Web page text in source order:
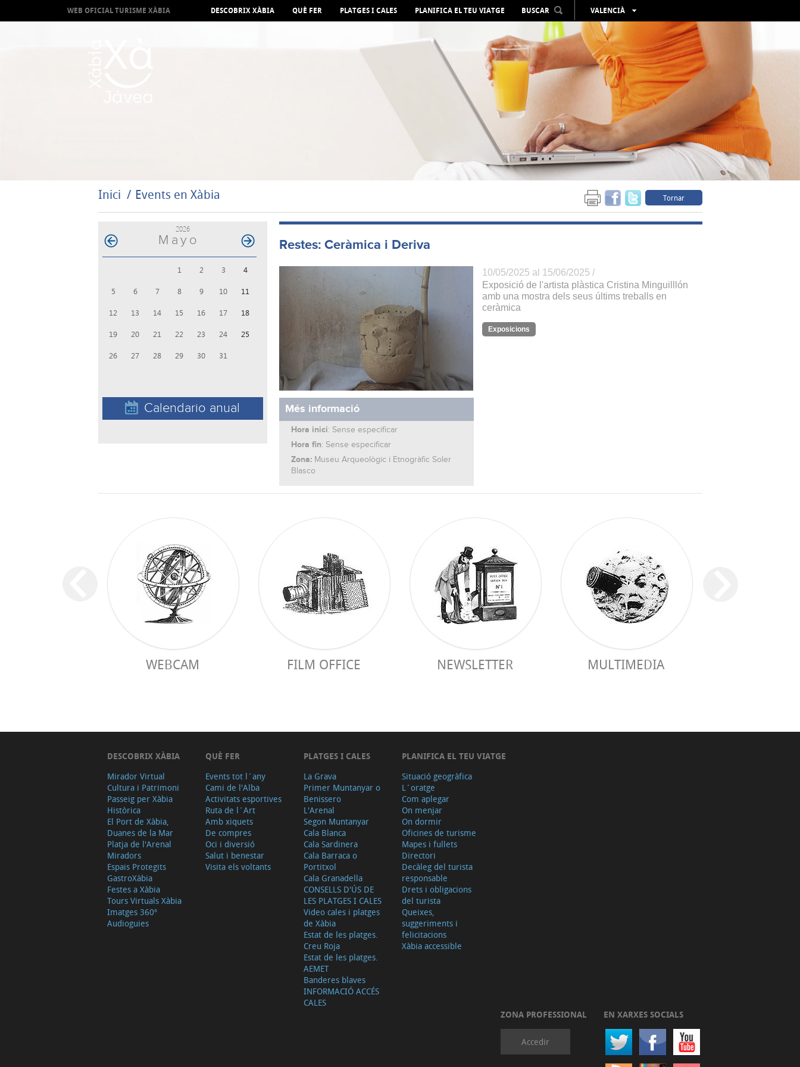
WEB OFICIAL TURISME XÀBIA DESCOBRIX XÀBIA QUÈ FER PLATGES I CALES PLANIFICA EL TEU VIATGE BUSCAR
VALENCIÀ
ESPAÑOL
ENGLISH
FRANÇAIS
DEUTSCH
РУССКИЙ
Inici Events en Xàbia Tornar
2026
Mayo
1 2 3 4
5 6 7 8 9 10 11
12 13 14 15 16 17 18
19 20 21 22 23 24 25
26 27 28 29 30 31
Calendario anual
Restes: Ceràmica i Deriva
Més informació
Hora inici: Sense especificar
Hora fin: Sense especificar
Zona: Museu Arqueològic i Etnogràfic Soler
Blasco
10/05/2025 al 15/06/2025 /
Exposició de l'artista plàstica Cristina Minguilllón
amb una mostra dels seus últims treballs en
ceràmica
Exposicions
WEBCAM FILM OFFICE NEWSLETTER MULTIMEDIA
DESCOBRIX XÀBIA
Mirador Virtual
Cultura i Patrimoni
Passeig per Xàbia
Històrica
El Port de Xàbia,
Duanes de la Mar
Platja de l'Arenal
Miradors
Espais Protegits
GastroXàbia
Festes a Xàbia
Tours Virtuals Xàbia
Imatges 360º
Audioguies
QUÈ FER
Events tot l´any
Cami de l'Alba
Activitats esportives
Ruta de l´Art
Amb xiquets
De compres
Oci i diversió
Salut i benestar
Visita els voltants
PLATGES I CALES
La Grava
Primer Muntanyar o
Benissero
L'Arenal
Segon Muntanyar
Cala Blanca
Cala Sardinera
Cala Barraca o
Portitxol
Cala Granadella
CONSELLS D'ÚS DE
LES PLATGES I CALES
Video cales i platges
de Xàbia
Estat de les platges.
Creu Roja
Estat de les platges.
AEMET
Banderes blaves
INFORMACIÓ ACCÉS
CALES
PLANIFICA EL TEU VIATGE
Situació geogràfica
L´oratge
Com aplegar
On menjar
On dormir
Oficines de turisme
Mapes i fullets
Directori
Decàleg del turista
responsable
Drets i obligacions
del turista
Queixes,
suggeriments i
felicitacions
Xàbia accessible
ZONA PROFESSIONAL
Accedir
EN XARXES SOCIALS